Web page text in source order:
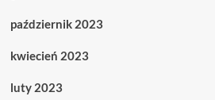
październik 2023
kwiecień 2023
luty 2023